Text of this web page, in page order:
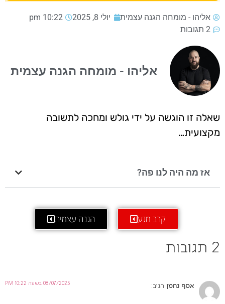
אליהו - מומחה הגנה עצמית יולי 8, 2025
10:22 pm
2 תגובות
אליהו - מומחה הגנה עצמית
שאלה זו הוגשה על ידי גולש ומחכה לתשובה
מקצועית…
אז מה היה לנו פה?
קרב מגע הגנה עצמית
2 תגובות
אסף נחמן הגיב: 08/07/2025 בשעה 10:22 PM